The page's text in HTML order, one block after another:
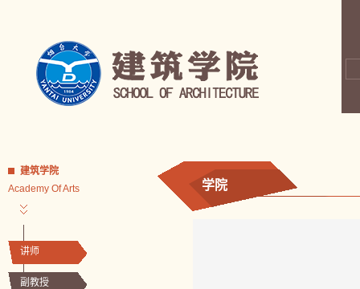
建筑学院
Academy Of Arts
讲师
副教授
学院